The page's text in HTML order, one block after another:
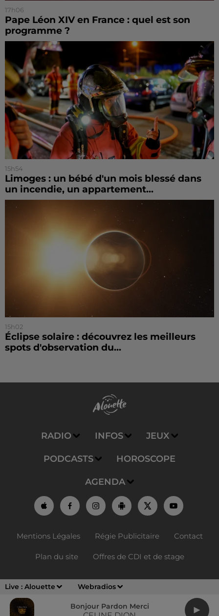
Live : Alouette Webradios
Bonjour Pardon Merci
17h06
Pape Léon XIV en France : quel est son
programme ?
15h54
Limoges : un bébé d'un mois blessé dans
un incendie, un appartement...
15h02
Éclipse solaire : découvrez les meilleurs
spots d'observation du...
RADIO INFOS JEUX
PODCASTS HOROSCOPE
AGENDA
Mentions Légales Régie Publicitaire Contact
Plan du site Offres de CDI et de stage